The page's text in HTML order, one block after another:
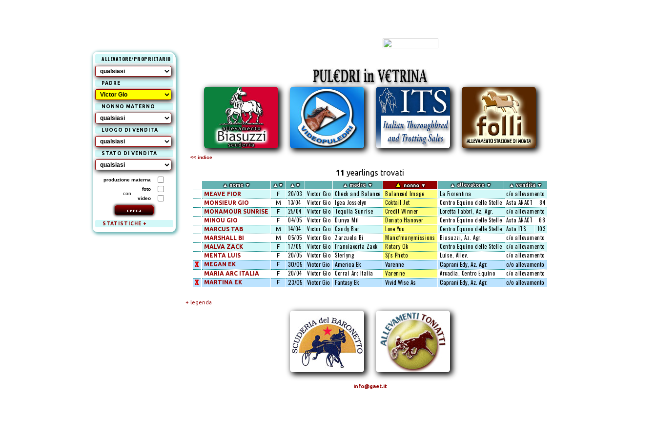
ALLEVATORE/PROPRIETARIO
PADRE
NONNO MATERNO
LUOGO DI VENDITA
STATO DI VENDITA
produzione materna
con
foto
video
STATISTICHE +
<< indice
11 yearlings trovati
▲ nome ▼ ▲▼ ▲▼ ▲ madre ▼ ▲ nonno▼ ▲ allevatore ▼ ▲vendita▼
MEAVE FIOR F 20/03 Victor Gio Check and Balance Balanced Image La Fiorentina c/o allevamento
MONSIEUR GIO M 13/04 Victor Gio Igea Josselyn Coktail Jet Centro Equino delle Stelle Asta ANACT 84
MONAMOUR SUNRISE F 25/04 Victor Gio Tequila Sunrise Credit Winner Loretta Fabbri, Az. Agr. c/o allevamento
MINOU GIO F 04/05 Victor Gio Dunya Mil Donato Hanover Centro Equino delle Stelle Asta ANACT 68
MARCUS TAB M 14/04 Victor Gio Candy Bar Love You Centro Equino delle Stelle Asta ITS 103
MARSHALL BI M 05/05 Victor Gio Zarzuela Bi Manofmanymissions Biasuzzi, Az. Agr. c/o allevamento
MALVA ZACK F 17/05 Victor Gio Franciacorta Zack Rotary Ok Centro Equino delle Stelle c/o allevamento
MENTA LUIS F 20/05 Victor Gio Sterlyng Sj's Photo Luise, Allev.
c/o allevamento
X
MEGAN EK F 30/05 Victor Gio America Ek Varenne Caprani Edy, Az. Agr. c/o allevamento
MARIA ARC ITALIA F 20/04 Victor Gio Corral Arc Italia Varenne Arcadia, Centro Equino
c/o allevamento
X
MARTINA EK F 23/05 Victor Gio Fantasy Ek Vivid Wise As Caprani Edy, Az. Agr. c/o allevamento
+ legenda
info@gaet.it